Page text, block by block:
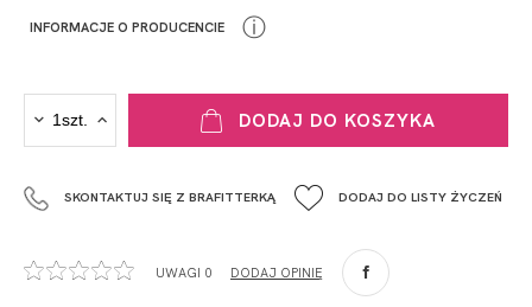
INFORMACJE O PRODUCENCIE
Fashiontex Group Sp.z o.o. Spółka komandytowa
+48 42 719 43 15
90-057
ⓘ
DODAJ DO KOSZYKA
SKONTAKTUJ SIĘ Z BRAFITTERKĄ DODAJ DO LISTY ŻYCZEŃ
UWAGI 0 DODAJ OPINIĘ